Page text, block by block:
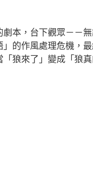
本，台下觀眾－－
的作風處理危機，
狼來了」變成「狼